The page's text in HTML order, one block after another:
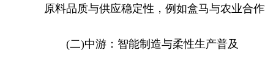
原料品质与供应稳定性，例如盒马与农业合
(二)中游：智能制造与柔性生产普及